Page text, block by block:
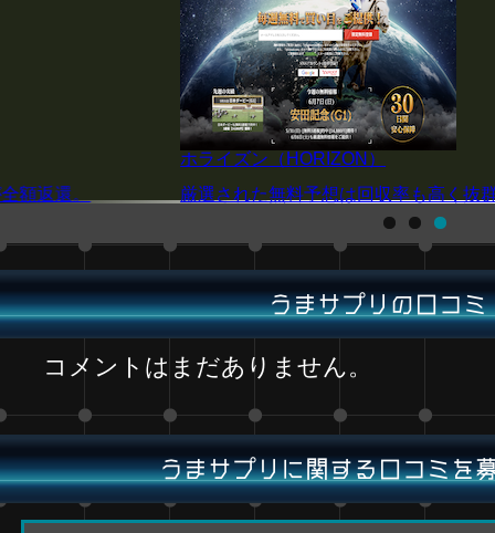
度を誇る！
P4
注目の阪神JF(G1)を厳選予想！買い目
うまサプリの口コミ
コメントはまだありません。
うまサプリに関する口コミを